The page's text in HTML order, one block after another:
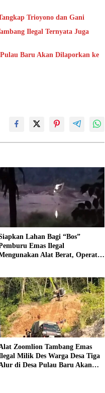
Trioyono dan Gani
Ilegal Ternyata Juga
Baru Akan Dilaporkan ke
Lahan Bagi “Bos”
Emas Ilegal
Alat Berat, Operator
Zoomlion Tambang Emas
Milik Des Warga Desa Tiga
di Desa Pulau Baru Akan